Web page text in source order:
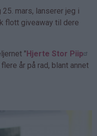
mars, lanserer jeg i
flott giveaway til dere
"Hjerte Stor Piip
år på rad, blant annet